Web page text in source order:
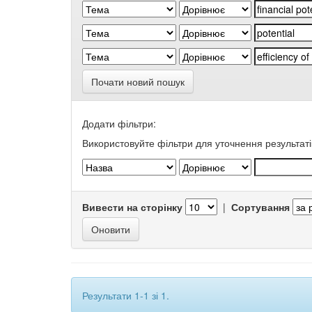
Почати новий пошук
Додати фільтри:
Використовуйте фільтри для уточнення
Вивести на сторінку | Сортування
Результати 1-1 зі 1.